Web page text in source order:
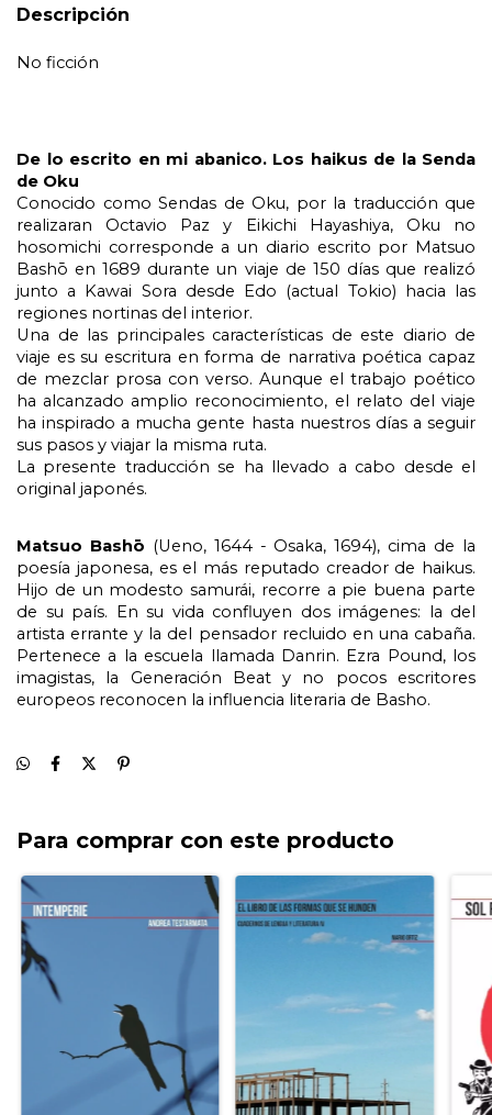
Descripción
No ficción
De lo escrito en mi abanico. Los haikus de la Senda
de Oku
Conocido como Sendas de Oku, por la traducción que
realizaran Octavio Paz y Eikichi Hayashiya, Oku no
hosomichi corresponde a un diario escrito por Matsuo
Bashō en 1689 durante un viaje de 150 días que realizó
junto a Kawai Sora desde Edo (actual Tokio) hacia las
regiones nortinas del interior.
Una de las principales características de este diario de
viaje es su escritura en forma de narrativa poética capaz
de mezclar prosa con verso. Aunque el trabajo poético
ha alcanzado amplio reconocimiento, el relato del viaje
ha inspirado a mucha gente hasta nuestros días a seguir
sus pasos y viajar la misma ruta.
La presente traducción se ha llevado a cabo desde el
original japonés.
Matsuo Bashō (Ueno, 1644 - Osaka, 1694), cima de la
poesía japonesa, es el más reputado creador de haikus.
Hijo de un modesto samurái, recorre a pie buena parte
de su país. En su vida confluyen dos imágenes: la del
artista errante y la del pensador recluido en una cabaña.
Pertenece a la escuela llamada Danrin. Ezra Pound, los
imagistas, la Generación Beat y no pocos escritores
europeos reconocen la influencia literaria de Basho.
Para comprar con este producto